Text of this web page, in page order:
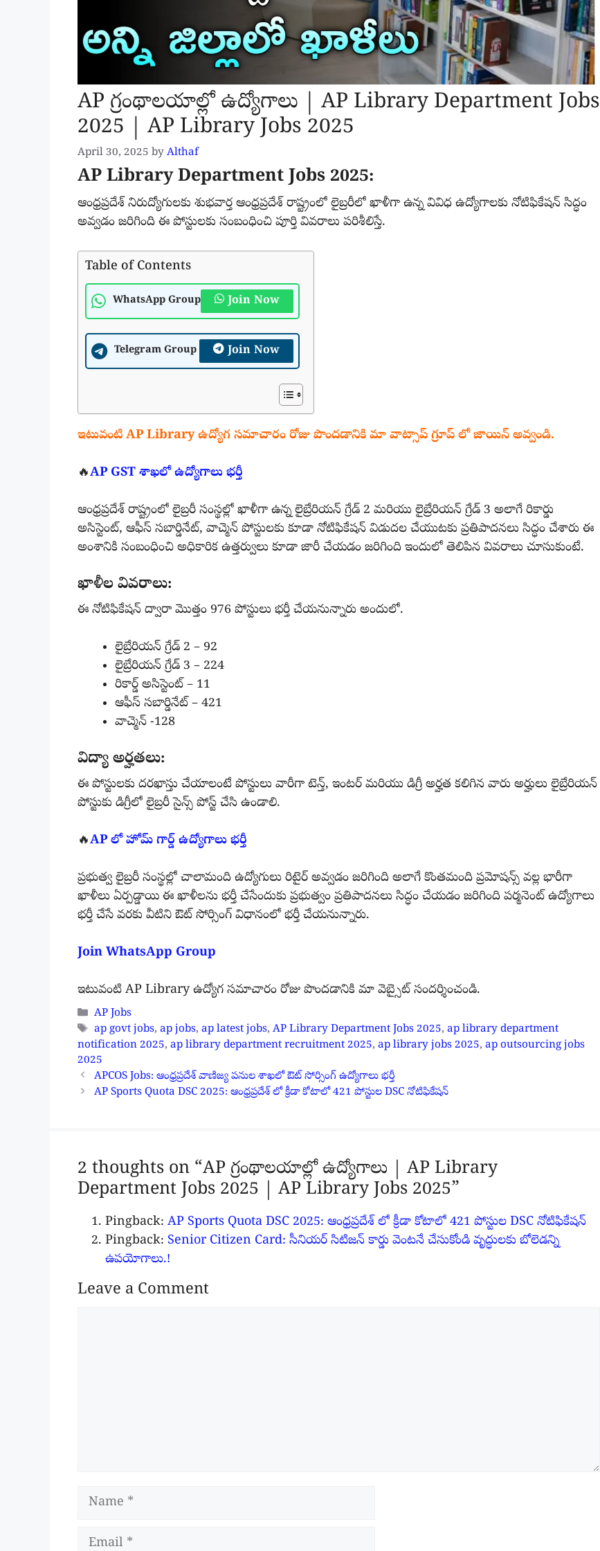
AP గ్రంథాలయాల్లో ఉద్యోగాలు | AP Library Department Jobs
2025 | AP Library Jobs 2025
April 30, 2025 by Althaf
AP Library Department Jobs 2025:
ఆంధ్రప్రదేశ్ నిరుద్యోగులకు శుభవార్త ఆంధ్రప్రదేశ్ రాష్ట్రంలో లైబ్రరీలో ఖాళీగా ఉన్న వివిధ ఉద్యోగాలకు నోటిఫికేషన్ సిద్ధం
అవ్వడం జరిగింది ఈ పోస్టులకు సంబంధించి పూర్తి వివరాలు పరిశీలిస్తే.
Table of Contents
WhatsApp Group Join Now
Telegram Group Join Now
ఇటువంటి AP Library ఉద్యోగ సమాచారం రోజు పొందడానికి మా వాట్సాప్ గ్రూప్ లో జాయిన్ అవ్వండి.
🔥AP GST శాఖలో ఉద్యోగాలు భర్తీ
ఆంధ్రప్రదేశ్ రాష్ట్రంలో లైబ్రరీ సంస్థల్లో ఖాళీగా ఉన్న లైబ్రేరియన్ గ్రేడ్ 2 మరియు లైబ్రేరియన్ గ్రేడ్ 3 అలాగే రికార్డు
అసిస్టెంట్, ఆఫీస్ సబార్డినేట్, వాచ్మెన్ పోస్టులకు కూడా నోటిఫికేషన్ విడుదల చేయుటకు ప్రతిపాదనలు సిద్ధం చేశారు ఈ
అంశానికి సంబంధించి అధికారిక ఉత్తర్వులు కూడా జారీ చేయడం జరిగింది ఇందులో తెలిపిన వివరాలు చూసుకుంటే.
ఖాళీల వివరాలు:
ఈ నోటిఫికేషన్ ద్వారా మొత్తం 976 పోస్టులు భర్తీ చేయనున్నారు అందులో.
లైబ్రేరియన్ గ్రేడ్ 2 – 92
లైబ్రేరియన్ గ్రేడ్ 3 – 224
రికార్డ్ అసిస్టెంట్ – 11
ఆఫీస్ సబార్డినేట్ – 421
వాచ్మెన్ -128
విద్యా అర్హతలు:
ఈ పోస్టులకు దరఖాస్తు చేయాలంటే పోస్టులు వారీగా టెన్త్, ఇంటర్ మరియు డిగ్రీ అర్హత కలిగిన వారు అర్హులు లైబ్రేరియన్
పోస్టుకు డిగ్రీలో లైబ్రరీ సైన్స్ పోస్ట్ చేసి ఉండాలి.
🔥AP లో హోమ్ గార్డ్ ఉద్యోగాలు భర్తీ
ప్రభుత్వ లైబ్రరీ సంస్థల్లో చాలామంది ఉద్యోగులు రిటైర్ అవ్వడం జరిగింది అలాగే కొంతమంది ప్రమోషన్స్ వల్ల భారీగా
ఖాళీలు ఏర్పడ్డాయి ఈ ఖాళీలను భర్తీ చేసేందుకు ప్రభుత్వం ప్రతిపాదనలు సిద్ధం చేయడం జరిగింది పర్మనెంట్ ఉద్యోగాలు
భర్తీ చేసే వరకు వీటిని ఔట్ సోర్సింగ్ విధానంలో భర్తీ చేయనున్నారు.
Join WhatsApp Group
ఇటువంటి AP Library ఉద్యోగ సమాచారం రోజు పొందడానికి మా వెబ్సైట్ సందర్శించండి.
Categories
AP Jobs
Tags
ap govt jobs,ap jobs,ap latest jobs,AP Library Department Jobs 2025,ap library department
notification 2025, ap library department recruitment 2025, ap library jobs 2025, ap outsourcing jobs
2025
APCOS Jobs: ఆంధ్రప్రదేశ్ వాణిజ్య పనుల శాఖలో ఔట్ సోర్సింగ్ ఉద్యోగాలు భర్తీ
AP Sports Quota DSC 2025: ఆంధ్రప్రదేశ్ లో క్రీడా కోటాలో 421 పోస్టుల DSC నోటిఫికేషన్
2 thoughts on “AP గ్రంథాలయాల్లో ఉద్యోగాలు | AP Library
Department Jobs 2025 | AP Library Jobs 2025”
Pingback: AP Sports Quota DSC 2025: ఆంధ్రప్రదేశ్ లో క్రీడా కోటాలో 421 పోస్టుల DSC నోటిఫికేషన్
Pingback: Senior Citizen Card: సీనియర్ సిటిజన్ కార్డు వెంటనే చేసుకోండి వృద్ధులకు బోలెడన్ని
ఉపయోగాలు.!
Leave a Comment
Name
Email